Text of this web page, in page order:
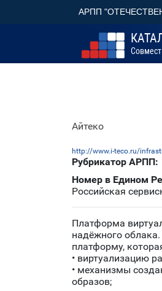
АРПП
Айтеко
http://www.i-teco.ru/
Рубрикатор АРПП:
Номер в Едином
Российская
Платформа
надёжного
платформу,
• виртуализацию
• механизмы
образов;